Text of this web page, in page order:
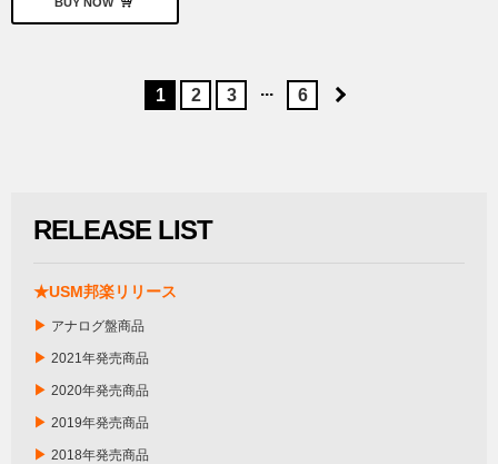
1 2 3 ... 6
RELEASE LIST
★USM邦楽リリース
▶ アナログ盤商品
▶ 2021年発売商品
▶ 2020年発売商品
▶ 2019年発売商品
▶ 2018年発売商品